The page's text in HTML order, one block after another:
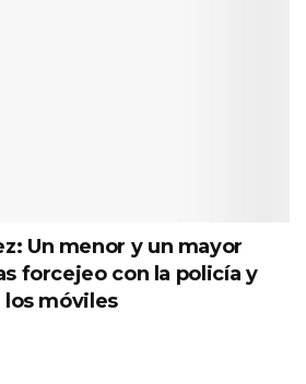
Un menor y un mayor
forcejeo con la policía y
los móviles